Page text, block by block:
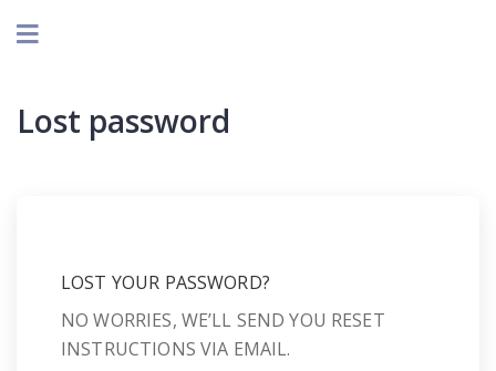
Lost password
LOST YOUR PASSWORD?
NO WORRIES, WE’LL SEND YOU RESET
INSTRUCTIONS VIA EMAIL.